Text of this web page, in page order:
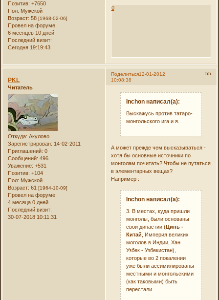
Позитив: +7650
Пол: Мужской
Возраст: 58[1968-02-06]
Провел на форуме:
6 месяцев 10 дней
Последний визит:
Сегодня 19:19:43
0
Поделиться 55
12-01-2012
10:08:38
PKL
Читатель
Откуда: Акулово
Зарегистрирован: 14-02-2011
Приглашений: 0
Сообщений: 496
Уважение: +531
Позитив: +104
Пол: Мужской
Возраст: 61[1964-10-09]
Провел на форуме:
4 месяца 0 дней
Последний визит:
30-07-2018 10:11:31
Inchon написал(а):
Выскажусь против татаро-
монгольского ига и я.
А может прежде чем высказываться -
хотя бы основные источники по
монголам почитать? Чтобы не путаться
в элементарных вещах?
Например :
Inchon написал(а):
3. В местах, куда пришли
монголы, были основаны
свои династии (Цинь -
Китай
, Империя великих
моголов в Индии, Хан
Узбек - Узбекистан),
которые во 2 покалении
уже были ассимилированы
местными и монгольскими
(как таковыми) быть
перестали.